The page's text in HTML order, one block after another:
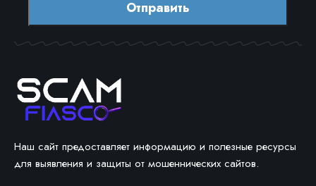
Наш сайт предоставляет информацию и полезные ресурсы
для выявления и защиты от мошеннических сайтов.